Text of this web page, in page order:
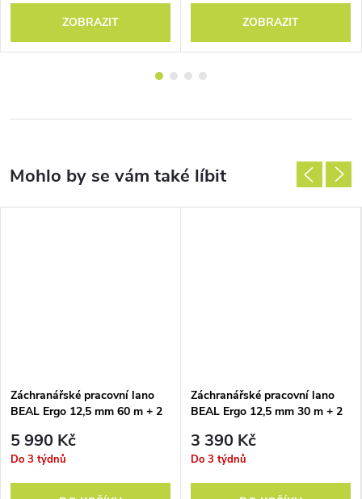
ZOBRAZIT ZOBRAZIT
Záchranářské pracovní lano
BEAL Ergo 12,5 mm 60 m + 2
5 990 Kč
Do 3 týdnů
Záchranářské pracovní lano
BEAL Ergo 12,5 mm 30 m + 2
3 390 Kč
Do 3 týdnů